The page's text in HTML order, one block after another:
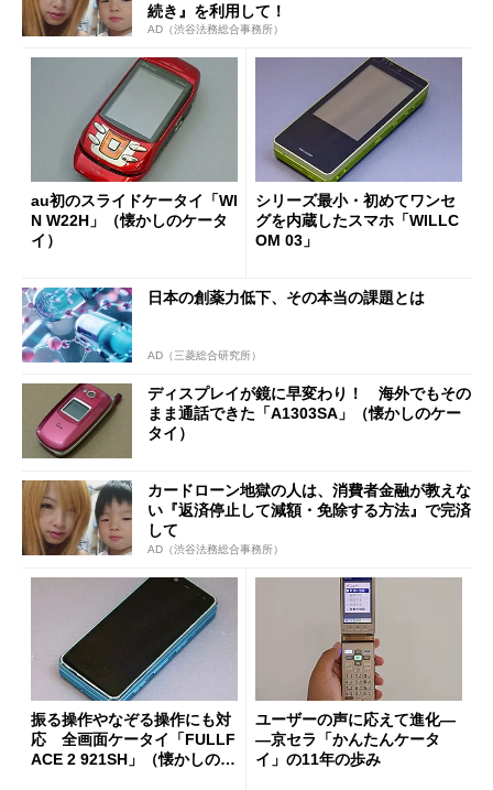
続き』を利用して！
AD（渋谷法務総合事務所）
au初のスライドケータイ「WI
N W22H」（懐かしのケータ
イ）
シリーズ最小・初めてワンセ
グを内蔵したスマホ「WILLC
OM 03」
日本の創薬力低下、その本当の課題とは
AD（三菱総合研究所）
ディスプレイが鏡に早変わり！ 海外でもその
まま通話できた「A1303SA」（懐かしのケー
タイ）
カードローン地獄の人は、消費者金融が教えな
い『返済停止して減額・免除する方法』で完済
して
AD（渋谷法務総合事務所）
振る操作やなぞる操作にも対
応 全画面ケータイ「FULLF
ACE 2 921SH」（懐かしのケ
ユーザーの声に応えて進化―
―京セラ「かんたんケータ
イ」の11年の歩み